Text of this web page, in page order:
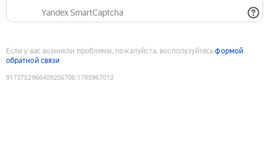
Yandex SmartCaptcha
Если у вас возникли проблемы, пожалуйста, воспользуйтесьформой
обратной связи
9173752966409256706:1785967013